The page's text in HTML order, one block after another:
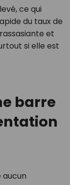
ce qui
du taux de
et
si elle est
barre
aucun